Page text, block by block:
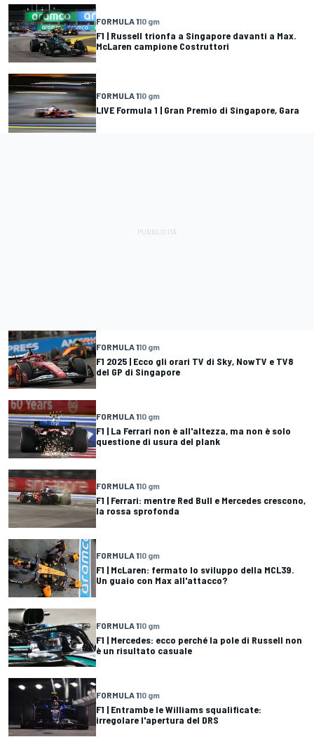
FORMULA 110 gm
F1 | Russell trionfa a Singapore davanti a Max.
McLaren campione Costruttori
FORMULA 110 gm
LIVE Formula 1 | Gran Premio di Singapore, Gara
FORMULA 110 gm
F1 2025 | Ecco gli orari TV di Sky, NowTV e TV8
del GP di Singapore
FORMULA 110 gm
F1 | La Ferrari non è all'altezza, ma non è solo
questione di usura del plank
FORMULA 110 gm
F1 | Ferrari: mentre Red Bull e Mercedes crescono,
la rossa sprofonda
FORMULA 110 gm
F1 | McLaren: fermato lo sviluppo della MCL39.
Un guaio con Max all'attacco?
FORMULA 110 gm
F1 | Mercedes: ecco perché la pole di Russell non
è un risultato casuale
FORMULA 110 gm
F1 | Entrambe le Williams squalificate:
irregolare l'apertura del DRS